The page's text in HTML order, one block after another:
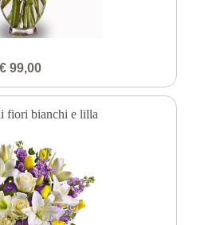
€ 99,00
fiori bianchi e lilla